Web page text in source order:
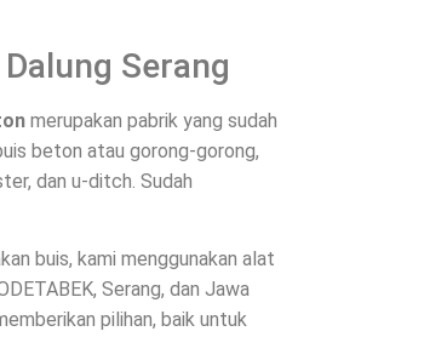
Serang
merupakan pabrik yang sudah
beton atau gorong-gorong,
dan u-ditch. Sudah
buis, kami menggunakan alat
Serang, dan Jawa
pilihan, baik untuk